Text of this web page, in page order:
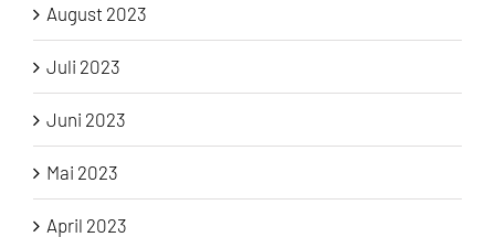
August 2023
Juli 2023
Juni 2023
Mai 2023
April 2023